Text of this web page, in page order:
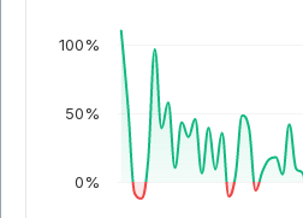
0%
50%
100%